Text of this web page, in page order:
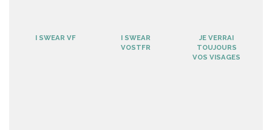
I SWEAR VF
I SWEAR
VOSTFR
JE VERRAI
TOUJOURS
VOS VISAGES